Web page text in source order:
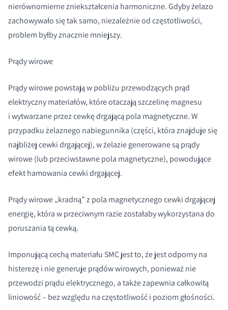
nierównomierne zniekształcenia harmoniczne. Gdyby żelazo
zachowywało się tak samo, niezależnie od częstotliwości,
problem byłby znacznie mniejszy.
Prądy wirowe
Prądy wirowe powstają w pobliżu przewodzących prąd
elektryczny materiałów, które otaczają szczelinę magnesu
i wytwarzane przez cewkę drgającą pola magnetyczne. W
przypadku żelaznego nabiegunnika (części, która znajduje się
najbliżej cewki drgającej), w żelazie generowane są prądy
wirowe (lub przeciwstawne pola magnetyczne), powodujące
efekt hamowania cewki drgającej.
Prądy wirowe „kradną” z pola magnetycznego cewki drgającej
energię, która w przeciwnym razie zostałaby wykorzystana do
poruszania tą cewką.
Imponującą cechą materiału SMC jest to, że jest odporny na
histerezę i nie generuje prądów wirowych, ponieważ nie
przewodzi prądu elektrycznego, a także zapewnia całkowitą
liniowość – bez względu na częstotliwość i poziom głośności.